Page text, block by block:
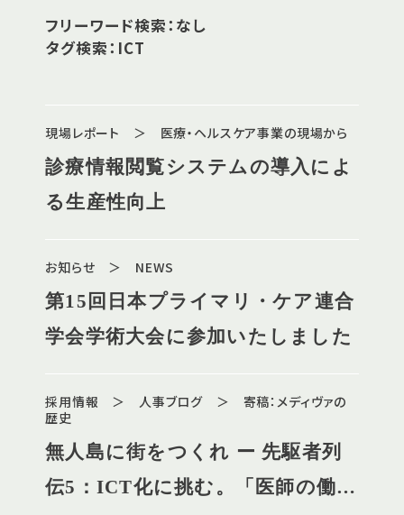
フリーワード検索：なし
タグ検索：ICT
現場レポート ＞ 医療・ヘルスケア事業の現場から
診療情報閲覧システムの導入によ
る生産性向上
お知らせ ＞ NEWS
第15回日本プライマリ・ケア連合
学会学術大会に参加いたしました
採用情報 ＞ 人事ブログ ＞ 寄稿：メディヴァの
歴史
無人島に街をつくれ ー 先駆者列
伝5：ICT化に挑む。「医師の働き